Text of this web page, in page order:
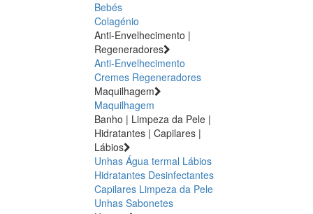
Bebés
Colagénio
Anti-Envelhecimento |
Regeneradores
Anti-Envelhecimento
Cremes Regeneradores
Maquilhagem
Maquilhagem
Banho | Limpeza da Pele |
Hidratantes | Capilares |
Lábios
Unhas Água termal Lábios
Hidratantes Desinfectantes
Capilares Limpeza da Pele
Unhas Sabonetes